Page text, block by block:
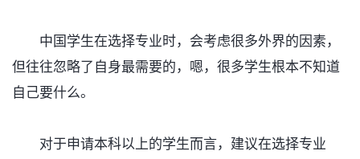
中国学生在选择专业时，会考虑很多外界的因素，
但往往忽略了自身最需要的，嗯，很多学生根本不知道
自己要什么。
对于申请本科以上的学生而言，建议在选择专业